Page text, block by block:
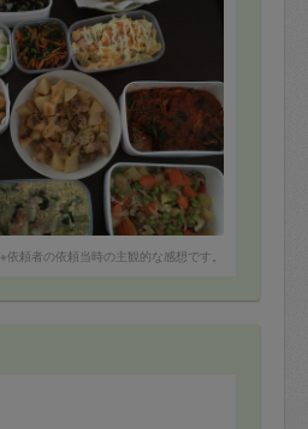
※依頼者の依頼当時の主観的な感想です。